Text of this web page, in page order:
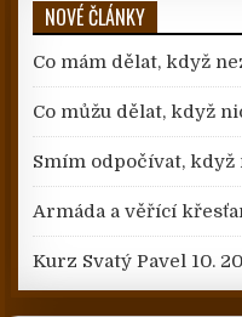
NOVÉ ČLÁNKY
Co mám dělat, když
Co můžu dělat, když
Smím odpočívat, když
Armáda a věřící
Kurz Svatý Pavel 10.